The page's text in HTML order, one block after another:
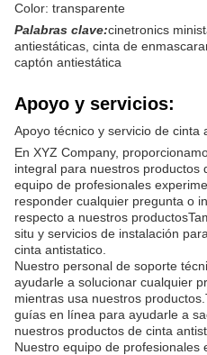
Color: transparente
Palabras clave:cinetronics
antiestáticas, cinta de
captón antiestática
Apoyo y servicios:
Apoyo técnico y servicio de cinta
En XYZ Company,
integral para nuestros productos
equipo de profesionales
responder cualquier pregunta o
respecto a nuestros
situ y servicios de instalación
cinta antistatico.
Nuestro personal de soporte
ayudarle a solucionar cualquier
mientras usa nuestros
guías en línea para ayudarle a
nuestros productos de cinta
Nuestro equipo de profesionales